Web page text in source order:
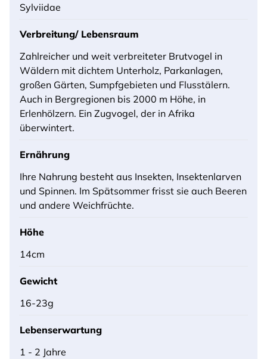
Sylviidae
Verbreitung/ Lebensraum
Zahlreicher und weit verbreiteter Brutvogel in
Wäldern mit dichtem Unterholz, Parkanlagen,
großen Gärten, Sumpfgebieten und Flusstälern.
Auch in Bergregionen bis 2000 m Höhe, in
Erlenhölzern. Ein Zugvogel, der in Afrika
überwintert.
Ernährung
Ihre Nahrung besteht aus Insekten, Insektenlarven
und Spinnen. Im Spätsommer frisst sie auch Beeren
und andere Weichfrüchte.
Höhe
14cm
Gewicht
16-23g
Lebenserwartung
1 - 2 Jahre